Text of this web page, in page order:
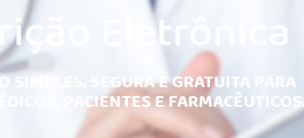
Eletrônica
SIMPLES, SEGURA E GRATUITA PARA
PACIENTES E